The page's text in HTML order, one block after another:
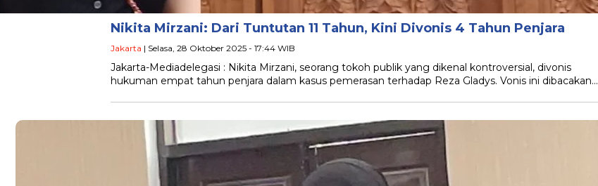
Nikita Mirzani: Dari Tuntutan 11 Tahun, Kini Divonis 4 Tahun Penjara
Jakarta | Selasa, 28 Oktober 2025 - 17:44 WIB
Jakarta-Mediadelegasi : Nikita Mirzani, seorang tokoh publik yang dikenal kontroversial, divonis
hukuman empat tahun penjara dalam kasus pemerasan terhadap Reza Gladys. Vonis ini dibacakan…